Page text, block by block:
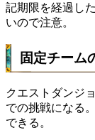
記期限を経過し
いので注意。
固定チーム
クエストダンジ
での挑戦になる
できる。